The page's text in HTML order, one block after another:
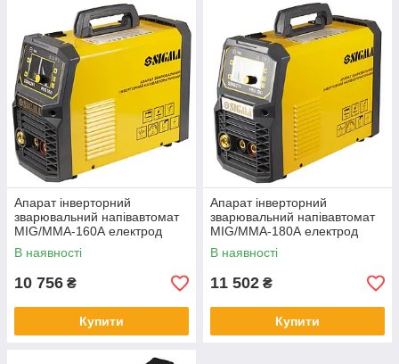
Апарат інверторний
зварювальний напівавтомат
МIG/MMA-160А електрод
4мм дріт 0.8-1мм LED SIGMA
(5386261)
В наявності
10 756 ₴
Купити
Апарат інверторний
зварювальний напівавтомат
МIG/MMA-180А електрод
5мм дріт 0.8-1мм LED SIGMA
(5386271)
В наявності
11 502 ₴
Купити